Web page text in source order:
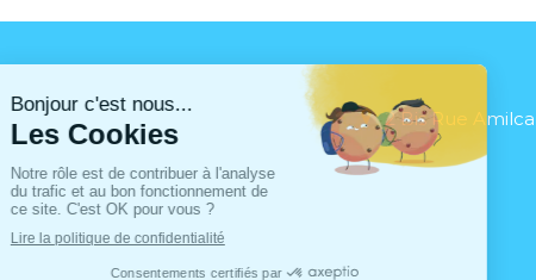
2 Bis Rue